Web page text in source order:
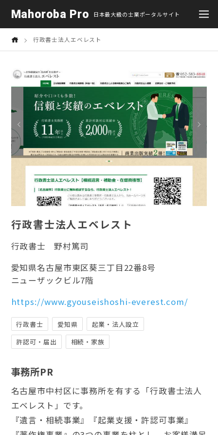
Mahoroba Pro 日本最大級の士業ポータルサイト
行政書士法人エベレスト
行政書士法人エベレスト
行政書士
野村篤司
愛知県名古屋市東区葵三丁目22番8号
ニューザックビル7階
https://www.gyouseishoshi-everest.com/
行政書士 愛知県
起業・法人設立
許認可・届出
相続・家族
事務所PR
名古屋市中村区に事務所を有する「行政書士法人
エベレスト」です。
『遺言・相続事業』『起業支援・許認可事業』